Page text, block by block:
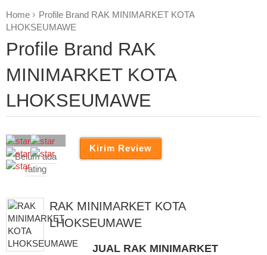
Home
Profile Brand RAK MINIMARKET KOTA
LHOKSEUMAWE
Profile Brand RAK
MINIMARKET KOTA
LHOKSEUMAWE
Belum ada
rating
RAK MINIMARKET KOTA
LHOKSEUMAWE
JUAL RAK MINIMARKET